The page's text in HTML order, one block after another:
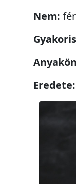
Nem:
Eredete: